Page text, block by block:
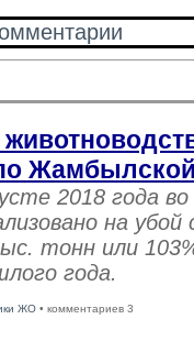
2018 года
на
тонн или
года.
ЖО • комментариев 3